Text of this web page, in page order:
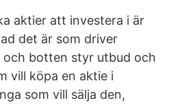
aktier att investera i är
det är som driver
och botten styr utbud och
vill köpa en aktie i
som vill sälja den,